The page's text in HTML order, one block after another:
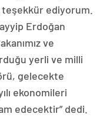
teşekkür ediyorum.
Erdoğan
ve
yerli ve milli
gelecekte
ekonomileri
edecektir” dedi.